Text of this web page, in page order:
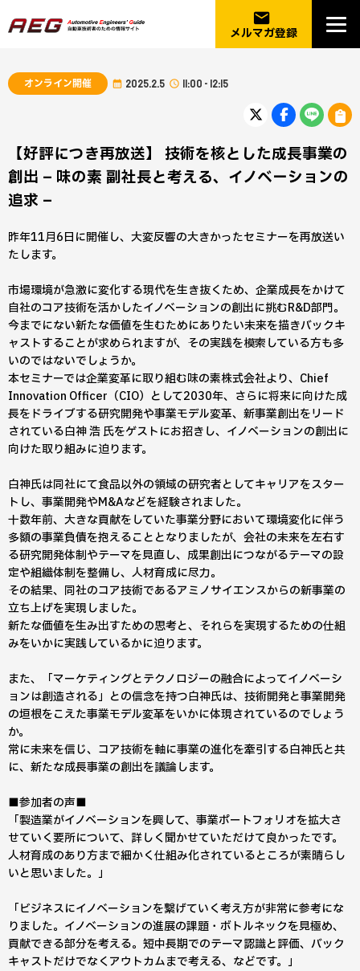
email
メルマガ登録
オンライン開催 2025.2.5 11:00 - 12:15
【好評につき再放送】 技術を核とした成長事業の
創出 – 味の素 副社長と考える、イノベーションの
追求 –
昨年11月6日に開催し、大変反響の大きかったセミナーを再放送い
たします。
市場環境が急激に変化する現代を生き抜くため、企業成長をかけて
自社のコア技術を活かしたイノベーションの創出に挑むR&D部門。
今までにない新たな価値を生むためにありたい未来を描きバックキ
ャストすることが求められますが、その実践を模索している方も多
いのではないでしょうか。
本セミナーでは企業変革に取り組む味の素株式会社より、Chief
Innovation Officer（CIO）として2030年、さらに将来に向けた成
長をドライブする研究開発や事業モデル変革、新事業創出をリード
されている白神 浩 氏をゲストにお招きし、イノベーションの創出に
向けた取り組みに迫ります。
白神氏は同社にて食品以外の領域の研究者としてキャリアをスター
トし、事業開発やM&Aなどを経験されました。
十数年前、大きな貢献をしていた事業分野において環境変化に伴う
多額の事業負債を抱えることとなりましたが、会社の未来を左右す
る研究開発体制やテーマを見直し、成果創出につながるテーマの設
定や組織体制を整備し、人材育成に尽力。
その結果、同社のコア技術であるアミノサイエンスからの新事業の
立ち上げを実現しました。
新たな価値を生み出すための思考と、それらを実現するための仕組
みをいかに実践しているかに迫ります。
また、「マーケティングとテクノロジーの融合によってイノベーシ
ョンは創造される」との信念を持つ白神氏は、技術開発と事業開発
の垣根をこえた事業モデル変革をいかに体現されているのでしょう
か。
常に未来を信じ、コア技術を軸に事業の進化を牽引する白神氏と共
に、新たな成長事業の創出を議論します。
■参加者の声■
「製造業がイノベーションを興して、事業ポートフォリオを拡大さ
せていく要所について、詳しく聞かせていただけて良かったです。
人材育成のあり方まで細かく仕組み化されているところが素晴らし
いと思いました。」
「ビジネスにイノベーションを繋げていく考え方が非常に参考にな
りました。イノベーションの進展の課題・ボトルネックを見極め、
貢献できる部分を考える。短中長期でのテーマ認識と評価、バック
キャストだけでなくアウトカムまで考える、などです。」